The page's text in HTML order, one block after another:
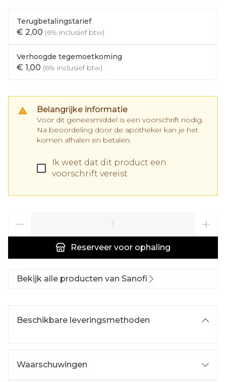
Terugbetalingstarief
€ 2,00 (6% inclusief btw)
Verhoogde tegemoetkoming
€ 1,00 (6% inclusief btw)
Belangrijke informatie
Voor dit geneesmiddel is een voorschrift nodig.
Na beoordeling door de apotheker kan je het
komen afhalen en betalen.
Ik weet dat dit product een
voorschrift vereist.
Reserveer voor ophaling
Bekijk alle producten van Sanofi
Beschikbare leveringsmethoden
Waarschuwingen